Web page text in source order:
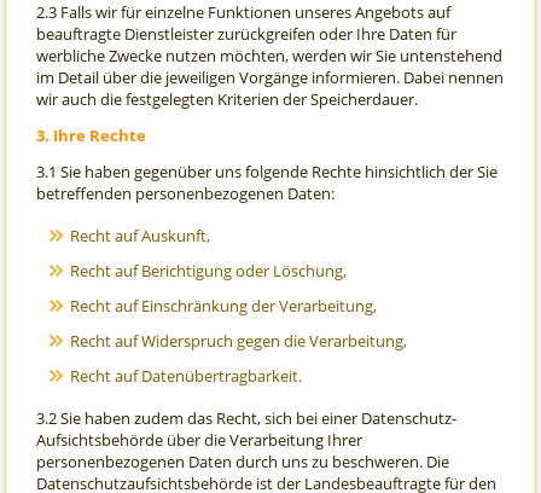
2.3 Falls wir für einzelne Funktionen unseres Angebots auf
beauftragte Dienstleister zurückgreifen oder Ihre Daten für
werbliche Zwecke nutzen möchten, werden wir Sie untenstehend
im Detail über die jeweiligen Vorgänge informieren. Dabei nennen
wir auch die festgelegten Kriterien der Speicherdauer.
3. Ihre Rechte
3.1 Sie haben gegenüber uns folgende Rechte hinsichtlich der Sie
betreffenden personenbezogenen Daten:
Recht auf Auskunft,
Recht auf Berichtigung oder Löschung,
Recht auf Einschränkung der Verarbeitung,
Recht auf Widerspruch gegen die Verarbeitung,
Recht auf Datenübertragbarkeit.
3.2 Sie haben zudem das Recht, sich bei einer Datenschutz-
Aufsichtsbehörde über die Verarbeitung Ihrer
personenbezogenen Daten durch uns zu beschweren. Die
Datenschutzaufsichtsbehörde ist der Landesbeauftragte für den